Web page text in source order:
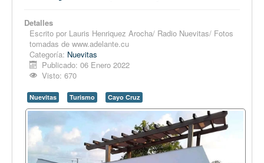
Detalles
Escrito por Lauris Henriquez Arocha/ Radio Nuevitas/ Fotos
tomadas de www.adelante.cu
Categoría: Nuevitas
Publicado: 06 Enero 2022
Visto: 670
Nuevitas Turismo Cayo Cruz